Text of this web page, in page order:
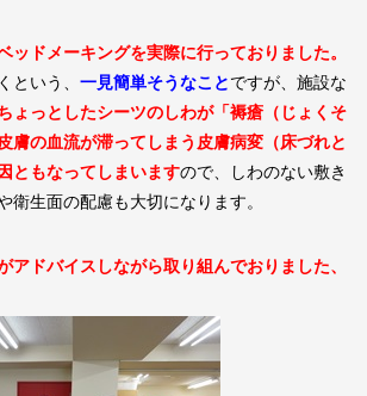
ッドメーキングを実際に行っておりました。
という、一見簡単そうなことですが、施設な
ょっとしたシーツのしわが「褥瘡（じょくそ
膚の血流が滞ってしまう皮膚病変（床づれと
ともなってしまいますので、しわのない敷き
衛生面の配慮も大切になります。
アドバイスしながら取り組んでおりました、